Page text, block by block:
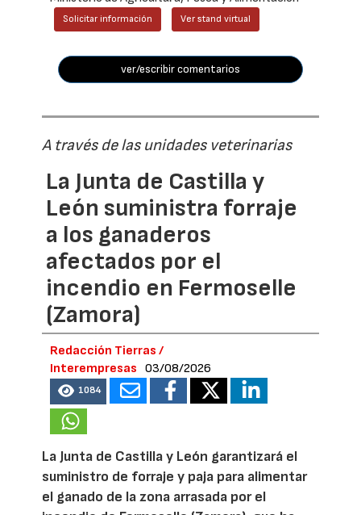
Solicitar información Ver stand virtual
ver/escribir comentarios
A través de las unidades veterinarias
La Junta de Castilla y
León suministra forraje
a los ganaderos
afectados por el
incendio en Fermoselle
(Zamora)
Redacción Tierras /
Interempresas
03/08/2026
1084
La Junta de Castilla y León garantizará el
suministro de forraje y paja para alimentar
el ganado de la zona arrasada por el